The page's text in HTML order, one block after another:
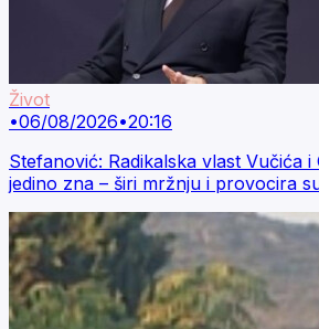
Život
•06/08/2026•20:16
Stefanović: Radikalska vlast Vučića i
jedino zna – širi mržnju i provocira